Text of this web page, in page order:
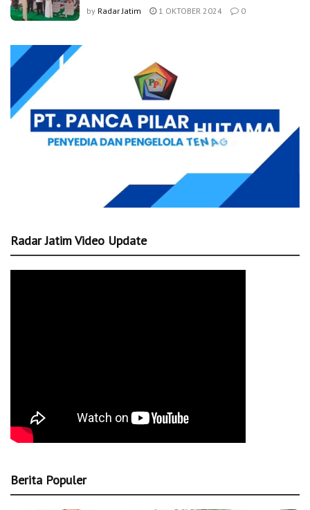
by Radar Jatim 1 OKTOBER 2024 0
Radar Jatim Video Update
Berita Populer